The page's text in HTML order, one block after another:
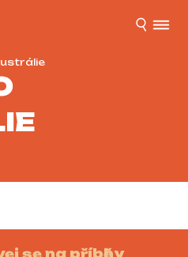
se na příběhy